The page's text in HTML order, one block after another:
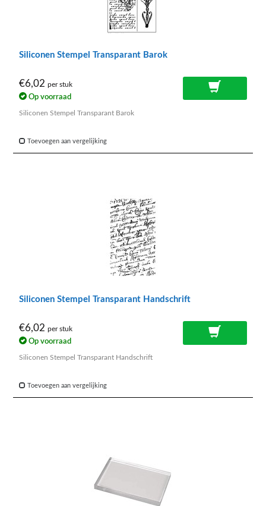
Siliconen Stempel Transparant Barok
€6,02 per stuk
Op voorraad
Siliconen Stempel Transparant Barok
Toevoegen aan vergelijking
Siliconen Stempel Transparant Handschrift
€6,02 per stuk
Op voorraad
Siliconen Stempel Transparant Handschrift
Toevoegen aan vergelijking